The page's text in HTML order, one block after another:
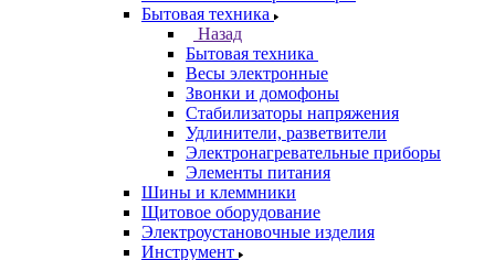
Бытовая техника
Назад
Бытовая техника
Весы электронные
Звонки и домофоны
Стабилизаторы напряжения
Удлинители, разветвители
Электронагревательные приборы
Элементы питания
Шины и клеммники
Щитовое оборудование
Электроустановочные изделия
Инструмент